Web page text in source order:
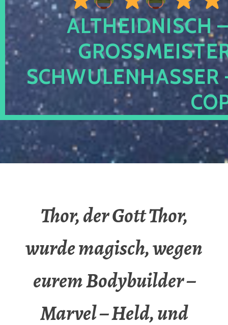
ALTHEIDNISCH
CHWULENHASSER
Thor, der Gott Thor,
wurde magisch, wegen
eurem Bodybuilder –
Marvel – Held, und